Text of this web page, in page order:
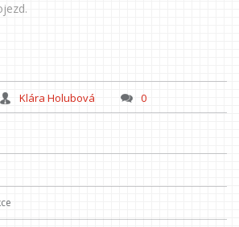
Klára Holubová 0